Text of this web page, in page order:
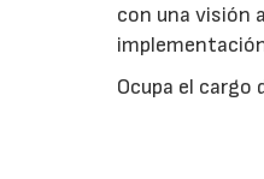
con una visión
Ocupa el cargo